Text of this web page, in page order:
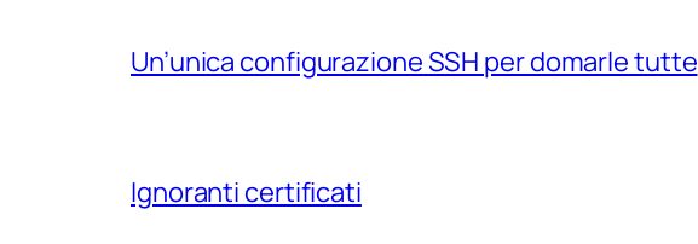
Un’unica configurazione SSH per domarle tutte
Ignoranti certificati